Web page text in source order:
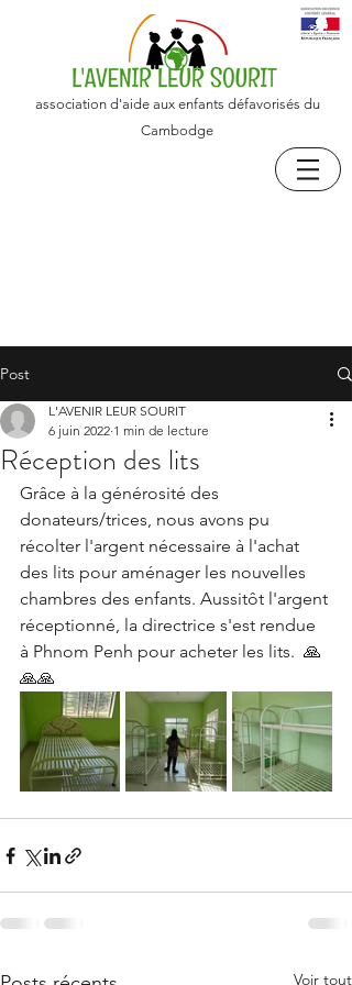
association d'aide aux enfants défavorisés du
Cambodge
Post
Réception des lits
L'AVENIR LEUR SOURIT
6 juin 2022 1 min de lecture
Grâce à la générosité des
donateurs/trices, nous avons pu
récolter l'argent nécessaire à l'achat
des lits pour aménager les nouvelles
chambres des enfants. Aussitôt l'argent
réceptionné, la directrice s'est rendue
à Phnom Penh pour acheter les lits.  🙏
🙏🙏
Voir tout